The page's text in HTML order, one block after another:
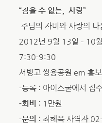
“참을 수 없는, 사랑”
주님의 자비와 사랑의
2012년 9월 13일 – 10
7:30-9:30
서빙고 쌍용공원 em 홍
-등록: 아이스쿨에서 접
-회비 : 1만원
-문의 : 최혜옥 사역자